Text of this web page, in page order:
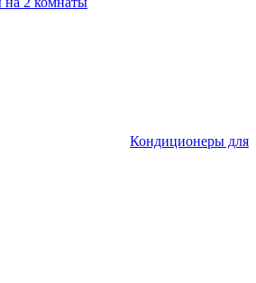
Кондиционеры для